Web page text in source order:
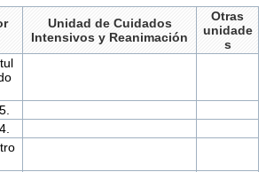
Unidad de Cuidados
Intensivos y Reanimación
Otras
unidade
s